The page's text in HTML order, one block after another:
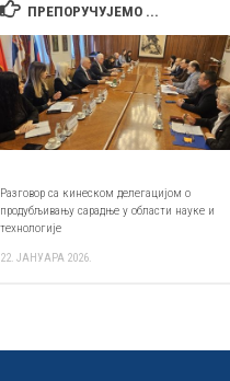
ПРЕПОРУЧУЈЕМО ...
Разговор са кинеском делегацијом о
продубљивању сарадње у области науке и
технологије
22. ЈАНУАРА 2026.